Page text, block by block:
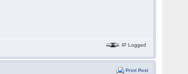
IP Logged
Print Post